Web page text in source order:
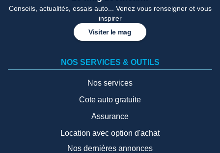
Conseils, actualités, essais auto... Venez vous renseigner et vous
inspirer
Visiter le mag
NOS SERVICES & OUTILS
Nos services
Cote auto gratuite
Assurance
Location avec option d'achat
Nos dernières annonces